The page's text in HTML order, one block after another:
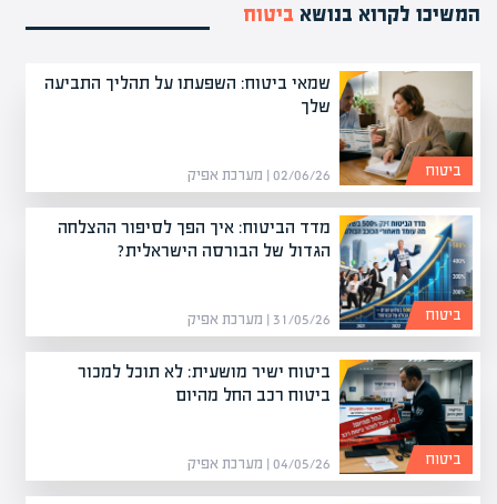
המשיכו לקרוא בנושא ביטוח
שמאי ביטוח: השפעתו על תהליך התביעה
שלך
02/06/26 | מערכת אפיק ביטוח
מדד הביטוח: איך הפך לסיפור ההצלחה
הגדול של הבורסה הישראלית?
31/05/26 | מערכת אפיק ביטוח
ביטוח ישיר מושעית: לא תוכל למכור
ביטוח רכב החל מהיום
04/05/26 | מערכת אפיק ביטוח